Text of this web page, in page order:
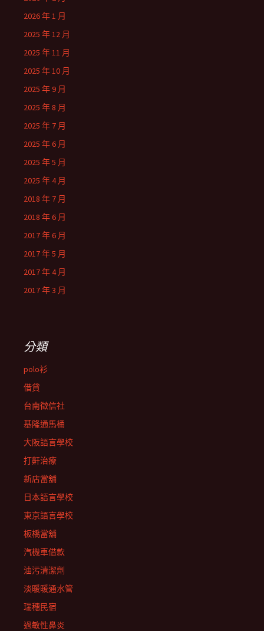
2026 年 1 月
2025 年 12 月
2025 年 11 月
2025 年 10 月
2025 年 9 月
2025 年 8 月
2025 年 7 月
2025 年 6 月
2025 年 5 月
2025 年 4 月
2018 年 7 月
2018 年 6 月
2017 年 6 月
2017 年 5 月
2017 年 4 月
2017 年 3 月
分類
polo衫
借貸
台南徵信社
基隆通馬桶
大阪語言學校
打鼾治療
新店當舖
日本語言學校
東京語言學校
板橋當舖
汽機車借款
油污清潔劑
淡暖暖通水管
瑞穗民宿
過敏性鼻炎